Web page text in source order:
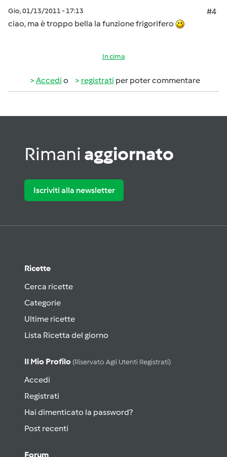
Gio, 01/13/2011 - 17:13
#4
ciao, ma è troppo bella la funzione frigorifero
In cima
Accedi o registrati per poter commentare
Rimani aggiornato
Iscriviti alla newsletter
Ricette
Cerca ricette
Categorie
Ultime ricette
Lista Ricetta del giorno
Il Mio Profilo (riservato Agli Utenti Registrati)
Accedi
Registrati
Hai dimenticato la password?
Post recenti
Forum